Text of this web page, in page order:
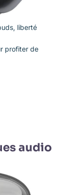
liberté
profiter de
audio